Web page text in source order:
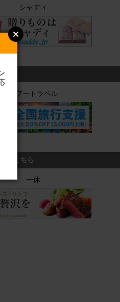
シャディ
ら
ヤフートラベル
、こちら
一休